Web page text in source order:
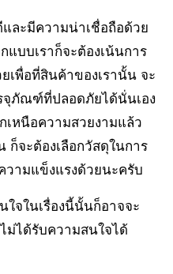
ละมีความน่าเชื่อถือด้วย
บบเราก็จะต้องเน้นการ
เพื่อที่สินค้าของเรานั้น จะ
จุภัณฑ์ที่ปลอดภัยได้นั่นเอง
หนือความสวยงามแล้ว
จะต้องเลือกวัสดุในการ
ามแข็งแรงด้วยนะครับ
ใจในเรื่องนี้นั้นก็อาจจะ
ม่ได้รับความสนใจได้